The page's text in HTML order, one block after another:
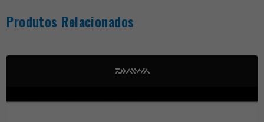
Produtos Relacionados